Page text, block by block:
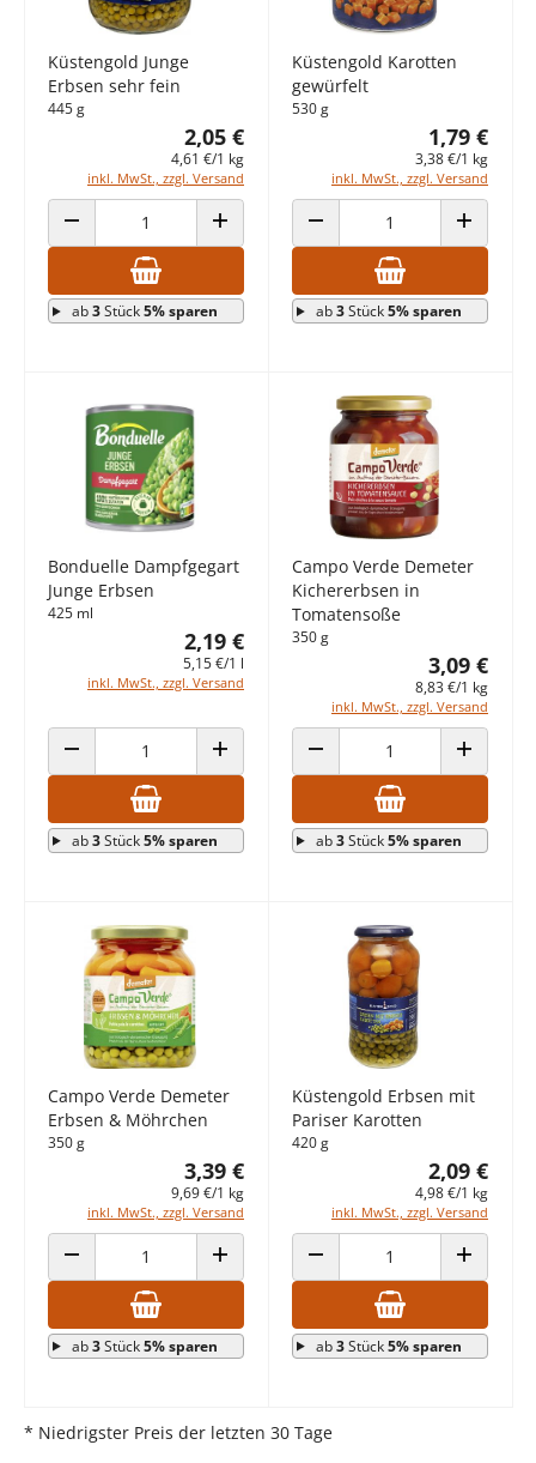
Küstengold Junge
Erbsen sehr fein
445 g
2,05 €
4,61 €/1 kg
inkl. MwSt., zzgl. Versand
ANZAHL VERRINGERN ANZAHL ERHÖHEN
ab3Stück5% sparen
Küstengold Karotten
gewürfelt
530 g
1,79 €
3,38 €/1 kg
inkl. MwSt., zzgl. Versand
ANZAHL VERRINGERN ANZAHL
ab3Stück5% sparen
Bonduelle Dampfgegart
Junge Erbsen
425 ml
2,19 €
5,15 €/1 l
inkl. MwSt., zzgl. Versand
ANZAHL VERRINGERN ANZAHL ERHÖHEN
ab3Stück5% sparen
Campo Verde Demeter
Kichererbsen in
Tomatensoße
350 g
3,09 €
8,83 €/1 kg
inkl. MwSt., zzgl. Versand
ANZAHL VERRINGERN ANZAHL
ab3Stück5% sparen
Campo Verde Demeter
Erbsen & Möhrchen
350 g
3,39 €
9,69 €/1 kg
inkl. MwSt., zzgl. Versand
ANZAHL VERRINGERN ANZAHL ERHÖHEN
ab3Stück5% sparen
Küstengold Erbsen mit
Pariser Karotten
420 g
2,09 €
4,98 €/1 kg
inkl. MwSt., zzgl. Versand
ANZAHL VERRINGERN ANZAHL
ab3Stück5% sparen
* Niedrigster Preis der letzten 30 Tage